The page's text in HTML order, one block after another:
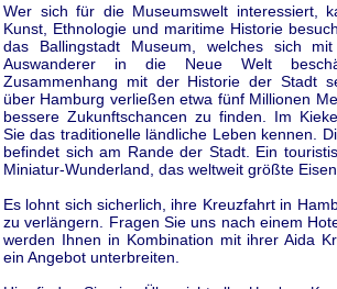
Wer sich für die Museumswelt interessiert,
Kunst, Ethnologie und maritime Historie
das Ballingstadt Museum, welches sich
Auswanderer in die Neue Welt
Zusammenhang mit der Historie der Stadt
über Hamburg verließen etwa fünf Millionen
bessere Zukunftschancen zu finden. Im
Sie das traditionelle ländliche Leben kennen.
befindet sich am Rande der Stadt. Ein
Miniatur-Wunderland, das weltweit größte
Es lohnt sich sicherlich, ihre Kreuzfahrt in
zu verlängern. Fragen Sie uns nach einem
werden Ihnen in Kombination mit ihrer Aida
ein Angebot unterbreiten.